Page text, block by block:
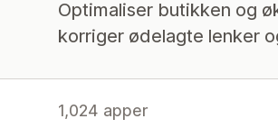
Optimaliser butikken og
korriger ødelagte lenker
1,024 apper